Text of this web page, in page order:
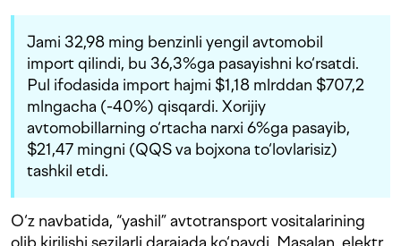
Jami 32,98 ming benzinli yengil avtomobil
import qilindi, bu 36,3%ga pasayishni ko‘rsatdi.
Pul ifodasida import hajmi $1,18 mlrddan $707,2
mlngacha (-40%) qisqardi. Xorijiy
avtomobillarning o‘rtacha narxi 6%ga pasayib,
$21,47 mingni (QQS va bojxona to‘lovlarisiz)
tashkil etdi.
O‘z navbatida, “yashil” avtotransport vositalarining